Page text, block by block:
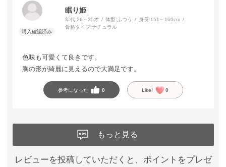
眠り姫
年代:26～35才 体型:ふつう 身長:151～160cm
骨格タイプ:ナチュラル
色味も可愛くて良きです。
胸の形が綺麗に見えるので大満足です。
参考になった 0 Like! 0
もっと見る
レビューを投稿していただくと、ポイントをプレゼ